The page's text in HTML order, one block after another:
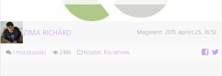
ZIMA RICHÁRD Megjelent: 2015. április 25., 16:52
1 hozzászólás 2496 Közélet, Rövidhírek